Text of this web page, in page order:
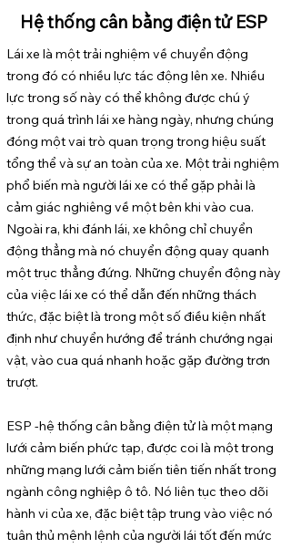
Hệ thống cân bằng điện tử ESP
Lái xe là một trải nghiệm về chuyển động
trong đó có nhiều lực tác động lên xe. Nhiều
lực trong số này có thể không được chú ý
trong quá trình lái xe hàng ngày, nhưng chúng
đóng một vai trò quan trọng trong hiệu suất
tổng thể và sự an toàn của xe. Một trải nghiệm
phổ biến mà người lái xe có thể gặp phải là
cảm giác nghiêng về một bên khi vào cua.
Ngoài ra, khi đánh lái, xe không chỉ chuyển
động thẳng mà nó chuyển động quay quanh
một trục thẳng đứng. Những chuyển động này
của việc lái xe có thể dẫn đến những thách
thức, đặc biệt là trong một số điều kiện nhất
định như chuyển hướng để tránh chướng ngại
vật, vào cua quá nhanh hoặc gặp đường trơn
trượt.
ESP -hệ thống cân bằng điện tử là một mạng
lưới cảm biến phức tạp, được coi là một trong
những mạng lưới cảm biến tiên tiến nhất trong
ngành công nghiệp ô tô. Nó liên tục theo dõi
hành vi của xe, đặc biệt tập trung vào việc nó
tuân thủ mệnh lệnh của người lái tốt đến mức